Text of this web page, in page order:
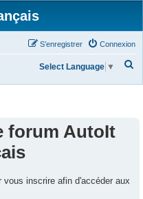
Connexion
S’enregistrer
Select Language ▼
forum AutoIt
vous inscrire afin d'accéder aux